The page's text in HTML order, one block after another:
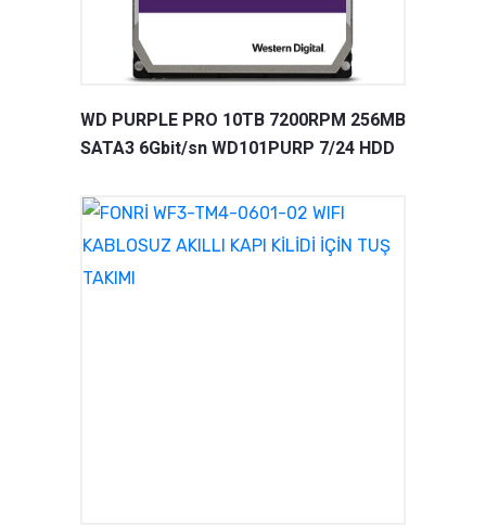
WD PURPLE PRO 10TB 7200RPM 256MB
SATA3 6Gbit/sn WD101PURP 7/24 HDD